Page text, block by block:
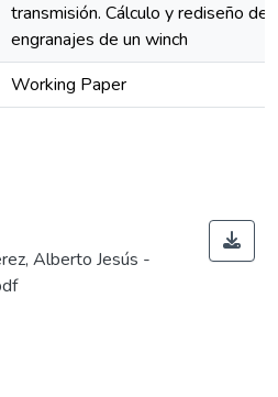
transmisión. Cálculo y rediseño
engranajes de un winch
Working Paper
Alberto Jesús -